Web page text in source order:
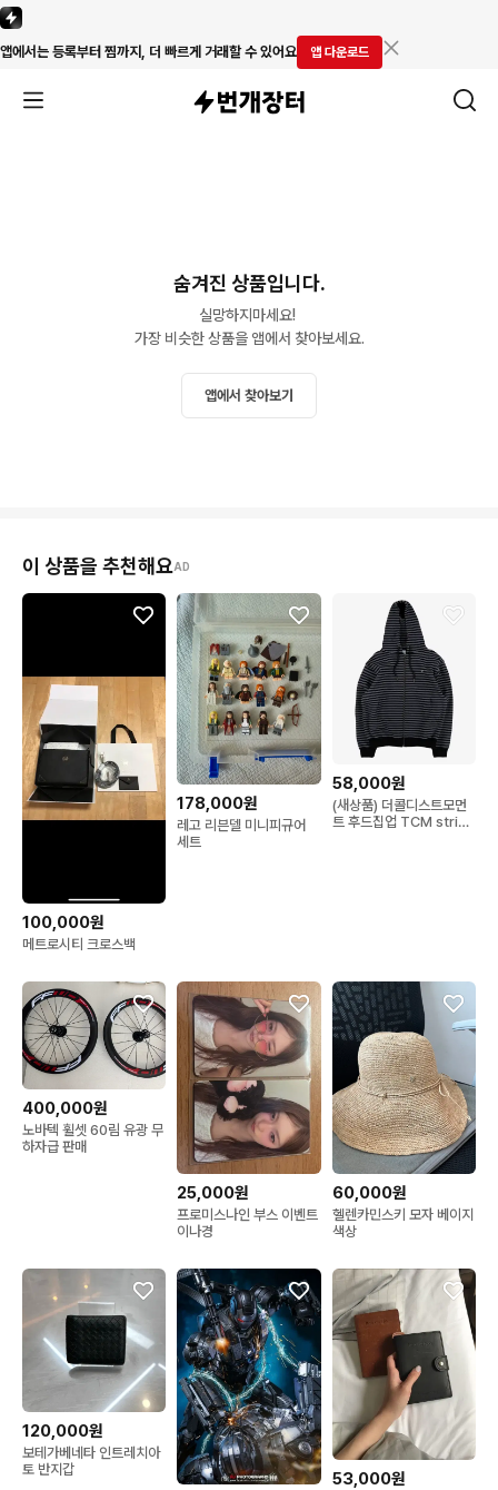
앱에서는 등록부터 찜까지, 더 빠르게 거래할 수 있어요 앱 다운로드
숨겨진 상품입니다.
실망하지마세요!
가장 비슷한 상품을 앱에서 찾아보세요.
앱에서 찾아보기
이 상품을 추천해요AD
100,000원
메트로시티 크로스백
178,000원
레고 리븐델 미니피규어
세트
58,000원
(새상품) 더콜디스트모먼
트 후드집업 TCM stripe
400,000원
노바텍 휠셋 60림 유광 무
하자급 판매
25,000원
프로미스나인 부스 이벤트
이나경
60,000원
헬렌카민스키 모자 베이지
색상
120,000원
보테가베네타 인트레치아
토 반지갑
53,000원